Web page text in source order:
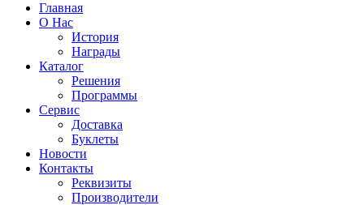
Главная
О Нас
История
Награды
Каталог
Решения
Программы
Сервис
Доставка
Буклеты
Новости
Контакты
Реквизиты
Производители